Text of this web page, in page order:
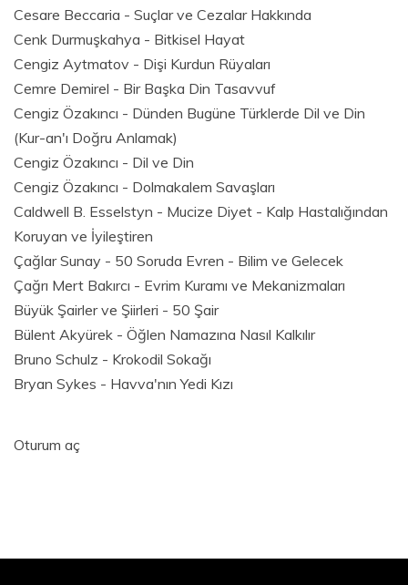
Cesare Beccaria - Suçlar ve Cezalar Hakkında
Cenk Durmuşkahya - Bitkisel Hayat
Cengiz Aytmatov - Dişi Kurdun Rüyaları
Cemre Demirel - Bir Başka Din Tasavvuf
Cengiz Özakıncı - Dünden Bugüne Türklerde Dil ve Din
(Kur-an'ı Doğru Anlamak)
Cengiz Özakıncı - Dil ve Din
Cengiz Özakıncı - Dolmakalem Savaşları
Caldwell B. Esselstyn - Mucize Diyet - Kalp Hastalığından
Koruyan ve İyileştiren
Çağlar Sunay - 50 Soruda Evren - Bilim ve Gelecek
Çağrı Mert Bakırcı - Evrim Kuramı ve Mekanizmaları
Büyük Şairler ve Şiirleri - 50 Şair
Bülent Akyürek - Öğlen Namazına Nasıl Kalkılır
Bruno Schulz - Krokodil Sokağı
Bryan Sykes - Havva'nın Yedi Kızı
Oturum aç